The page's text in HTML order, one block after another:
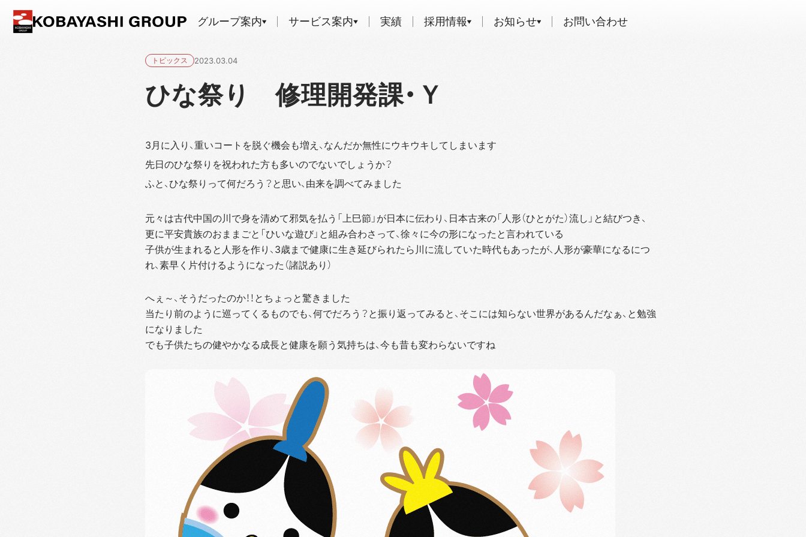
グループ案内 サービス案内 実績 採用情報 お知らせ お問い合わせ
トピックス 2023.03.04
ひな祭り 修理開発課・Ｙ
3月に入り、重いコートを脱ぐ機会も増え、なんだか無性にウキウキしてしまいます
先日のひな祭りを祝われた方も多いのでないでしょうか？
ふと、ひな祭りって何だろう？と思い、由来を調べてみました
元々は古代中国の川で身を清めて邪気を払う「上巳節」が日本に伝わり、日本古来の「人形（ひとがた）流し」と結びつき、
更に平安貴族のおままごと「ひいな遊び」と組み合わさって、徐々に今の形になったと言われている
子供が生まれると人形を作り、3歳まで健康に生き延びられたら川に流していた時代もあったが、人形が豪華になるにつ
れ、素早く片付けるようになった（諸説あり）
へぇ～、そうだったのか！！とちょっと驚きました
当たり前のように巡ってくるものでも、何でだろう？と振り返ってみると、そこには知らない世界があるんだなぁ、と勉強
になりました
でも子供たちの健やかなる成長と健康を願う気持ちは、今も昔も変わらないですね